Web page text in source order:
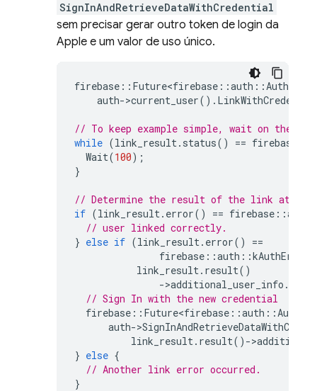
SignInAndRetrieveDataWithCredential
sem precisar gerar outro token de login da
Apple e um valor de uso único.
firebase :: Future<firebase ::auth ::
auth->current_user().
// To keep example simple, wait on the
while (link_result. status() == firebase
Wait(100);
}
// Determine the result of the link
if (link_result. error() == firebase ::auth
// user linked correctly.
} else if (link_result. error()
==
firebase ::auth ::
link_result. result()
->additional_user_info .
// Sign In with the new credential
firebase :: Future<firebase ::auth ::
auth->
link_result. result() ->
} else {
// Another link error occurred.
}